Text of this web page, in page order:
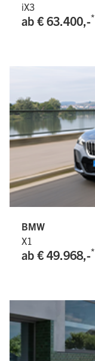
iX3
ab € 63.400,-*
BMW
X1
ab € 49.968,-*